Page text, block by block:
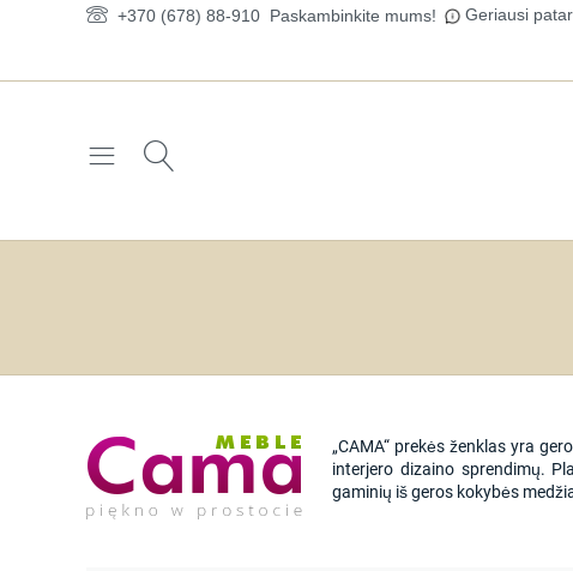
+370 (678) 88-910 Paskambinkite mums! Geriausi
„CAMA“ prekės ženklas yra
interjero dizaino sprendimų.
gaminių iš geros kokybės